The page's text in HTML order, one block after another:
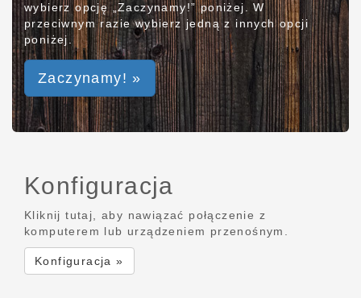
wybierz opcję „Zaczynamy!” poniżej. W
przeciwnym razie wybierz jedną z innych opcji
poniżej.
Zaczynamy! »
Konfiguracja
Kliknij tutaj, aby nawiązać połączenie z
komputerem lub urządzeniem przenośnym.
Konfiguracja »